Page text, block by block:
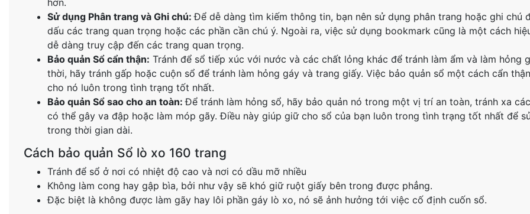
Sử dụng Phân trang và Ghi chú:Để dễ dàng tìm kiếm thông tin, bạn nên sử dụng phân trang hoặc ghi chú
dấu các trang quan trọng hoặc các phần cần chú ý. Ngoài ra, việc sử dụng bookmark cũng là một cách
dễ dàng truy cập đến các trang quan trọng.
Bảo quản Sổ cẩn thận: Tránh để sổ tiếp xúc với nước và các chất lỏng khác để tránh làm ẩm và làm hỏng
thời, hãy tránh gấp hoặc cuộn sổ để tránh làm hỏng gáy và trang giấy. Việc bảo quản sổ một cách cẩn
cho nó luôn trong tình trạng tốt nhất.
Bảo quản Sổ sao cho an toàn:Để tránh làm hỏng sổ, hãy bảo quản nó trong một vị trí an toàn, tránh xa
có thể gây va đập hoặc làm móp gãy. Điều này giúp giữ cho sổ của bạn luôn trong tình trạng tốt nhất để
trong thời gian dài.
Cách bảo quản Sổ lò xo 160 trang
Tránh để sổ ở nơi có nhiệt độ cao và nơi có dầu mỡ nhiều
Không làm cong hay gập bìa, bởi như vậy sẽ khó giữ ruột giấy bên trong được phẳng.
Đặc biệt là không được làm gãy hay lôi phần gáy lò xo, nó sẽ ảnh hưởng tới việc cố định cuốn sổ.